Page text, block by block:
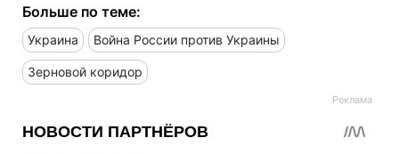
Больше по теме:
Украина Война России против Украины
Зерновой коридор